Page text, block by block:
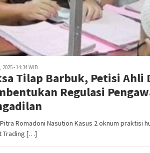
2025 - 14:34 WIB
Tilap Barbuk, Petisi Ahli
Regulasi
Romadoni Nasution Kasus 2 oknum praktisi
Trading […]